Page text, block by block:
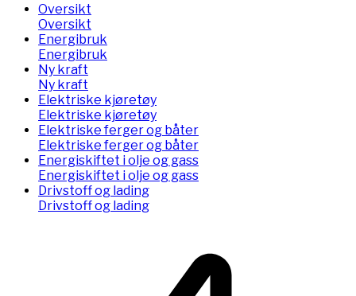
Oversikt
Oversikt
Energibruk
Energibruk
Ny kraft
Ny kraft
Elektriske kjøretøy
Elektriske kjøretøy
Elektriske ferger og båter
Elektriske ferger og båter
Energiskiftet i olje og gass
Energiskiftet i olje og gass
Drivstoff og lading
Drivstoff og lading